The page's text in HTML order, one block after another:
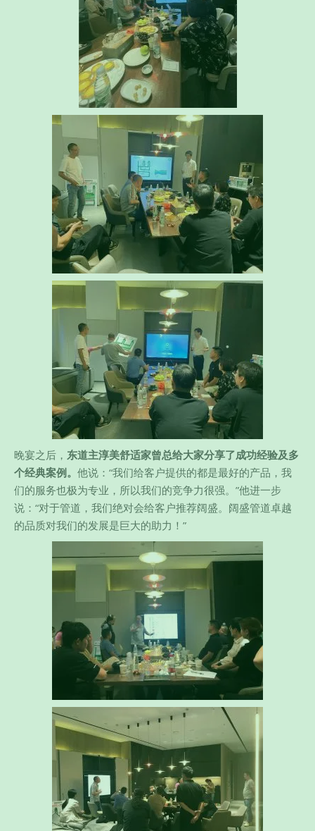
晚宴之后， 东道主淳美舒适家曾总给大家分享了成功经验及多
个经典案例。 他说：“我们给客户提供的都是最好的产品，我
们的服务也极为专业，所以我们的竞争力很强。”他进一步
说：“对于管道，我们绝对会给客户推荐阔盛。阔盛管道卓越
的品质对我们的发展是巨大的助力！”